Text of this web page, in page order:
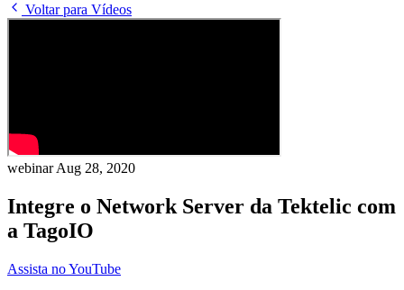
Voltar para Vídeos
webinarAug 28, 2020
Integre o Network Server da Tektelic com
a TagoIO
Assista no YouTube